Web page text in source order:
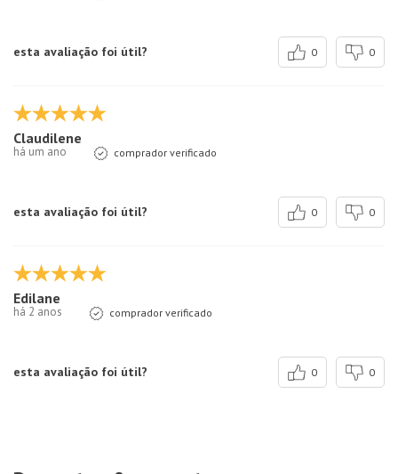
esta avaliação foi útil? 0 0
Claudilene
há um ano comprador verificado
esta avaliação foi útil? 0 0
Edilane
há 2 anos comprador verificado
esta avaliação foi útil? 0 0